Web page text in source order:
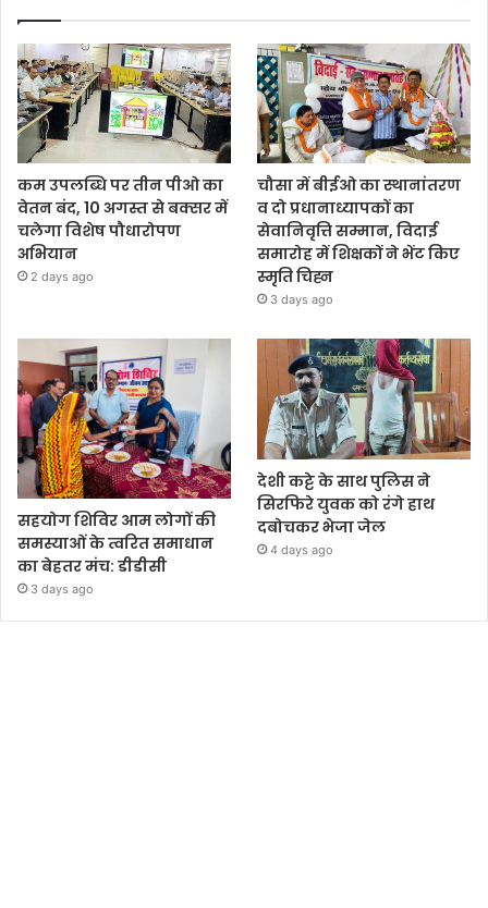
कम उपलब्धि पर तीन पीओ का
वेतन बंद, 10 अगस्त से बक्सर में
चलेगा विशेष पौधारोपण
अभियान
2 days ago
चौसा में बीईओ का स्थानांतरण
व दो प्रधानाध्यापकों का
सेवानिवृत्ति सम्मान, विदाई
समारोह में शिक्षकों ने भेंट किए
स्मृति चिह्न
3 days ago
सहयोग शिविर आम लोगों की
समस्याओं के त्वरित समाधान
का बेहतर मंच: डीडीसी
3 days ago
देशी कट्टे के साथ पुलिस ने
सिरफिरे युवक को रंगे हाथ
दबोचकर भेजा जेल
4 days ago